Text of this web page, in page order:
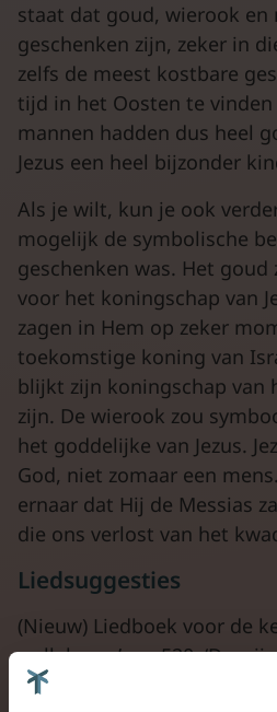
staat dat goud, wierook en
geschenken zijn, zeker in
zelfs de meest kostbare
tijd in het Oosten te vinden
mannen hadden dus heel
Jezus een heel bijzonder
Als je wilt, kun je ook
mogelijk de symbolische
geschenken was. Het goud
voor het koningschap van
zagen in Hem op zeker
toekomstige koning van
blijkt zijn koningschap van
zijn. De wierook zou
het goddelijke van Jezus.
God, niet zomaar een
ernaar dat Hij de Messias
die ons verlost van het
Liedsuggesties
(Nieuw) Liedboek voor de
wellekome’, en 520, ‘De
coupletten die je allemaal